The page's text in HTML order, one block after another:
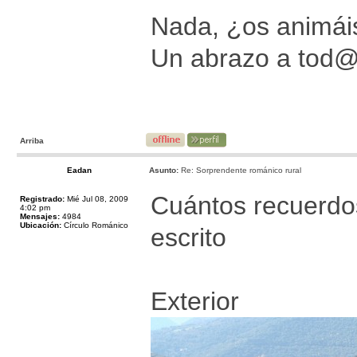
Nada, ¿os
Un abrazo a
Arriba
Eadan Asunto: Re: Sorprendente románico rural
Registrado: Mié Jul 08, 2009
4:02 pm
Mensajes: 4984
Ubicación: Círculo Románico
Cuántos
escrito
Exterior